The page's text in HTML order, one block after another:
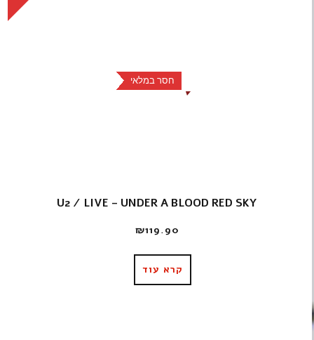
חסר במלאי
U2 / LIVE – UNDER A BLOOD RED SKY
₪119.90
קרא עוד